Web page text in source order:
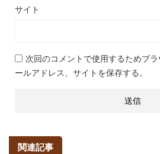
サイト
次回のコメントで使用するためブ
ールアドレス、サイトを保存する。
関連記事